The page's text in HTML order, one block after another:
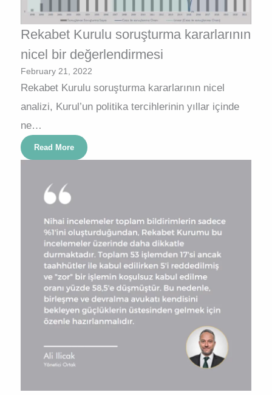
Rekabet Kurulu soruşturma kararlarının
nicel bir değerlendirmesi
February 21, 2022
Rekabet Kurulu soruşturma kararlarının nicel
analizi, Kurul’un politika tercihlerinin yıllar içinde
ne…
Read More